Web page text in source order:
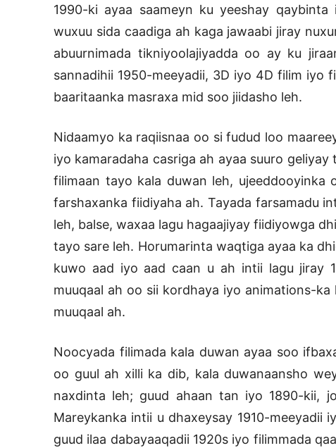
1990-ki ayaa saameyn ku yeeshay
wuxuu sida caadiga ah kaga jawaabi jiray
abuurnimada tikniyoolajiyadda oo ay ku
sannadihii 1950-meeyadii, 3D iyo 4D filim iyo
baaritaanka masraxa mid soo jiidasho leh.
Nidaamyo ka raqiisnaa oo si fudud loo
iyo kamaradaha casriga ah ayaa suuro
filimaan tayo kala duwan leh,
farshaxanka fiidiyaha ah. Tayada farsamadu
leh, balse, waxaa lagu hagaajiyay fiidiyowga
tayo sare leh. Horumarinta waqtiga ayaa ka
kuwo aad iyo aad caan u ah intii lagu jiray
muuqaal ah oo sii kordhaya iyo animations-
muuqaal ah.
Noocyada filimada kala duwan ayaa soo
oo guul ah xilli ka dib, kala duwanaansho
naxdinta leh; guud ahaan tan iyo 1890-kii,
Mareykanka intii u dhaxeysay 1910-meeyadii
guud ilaa dabayaaqadii 1920s iyo filimmada